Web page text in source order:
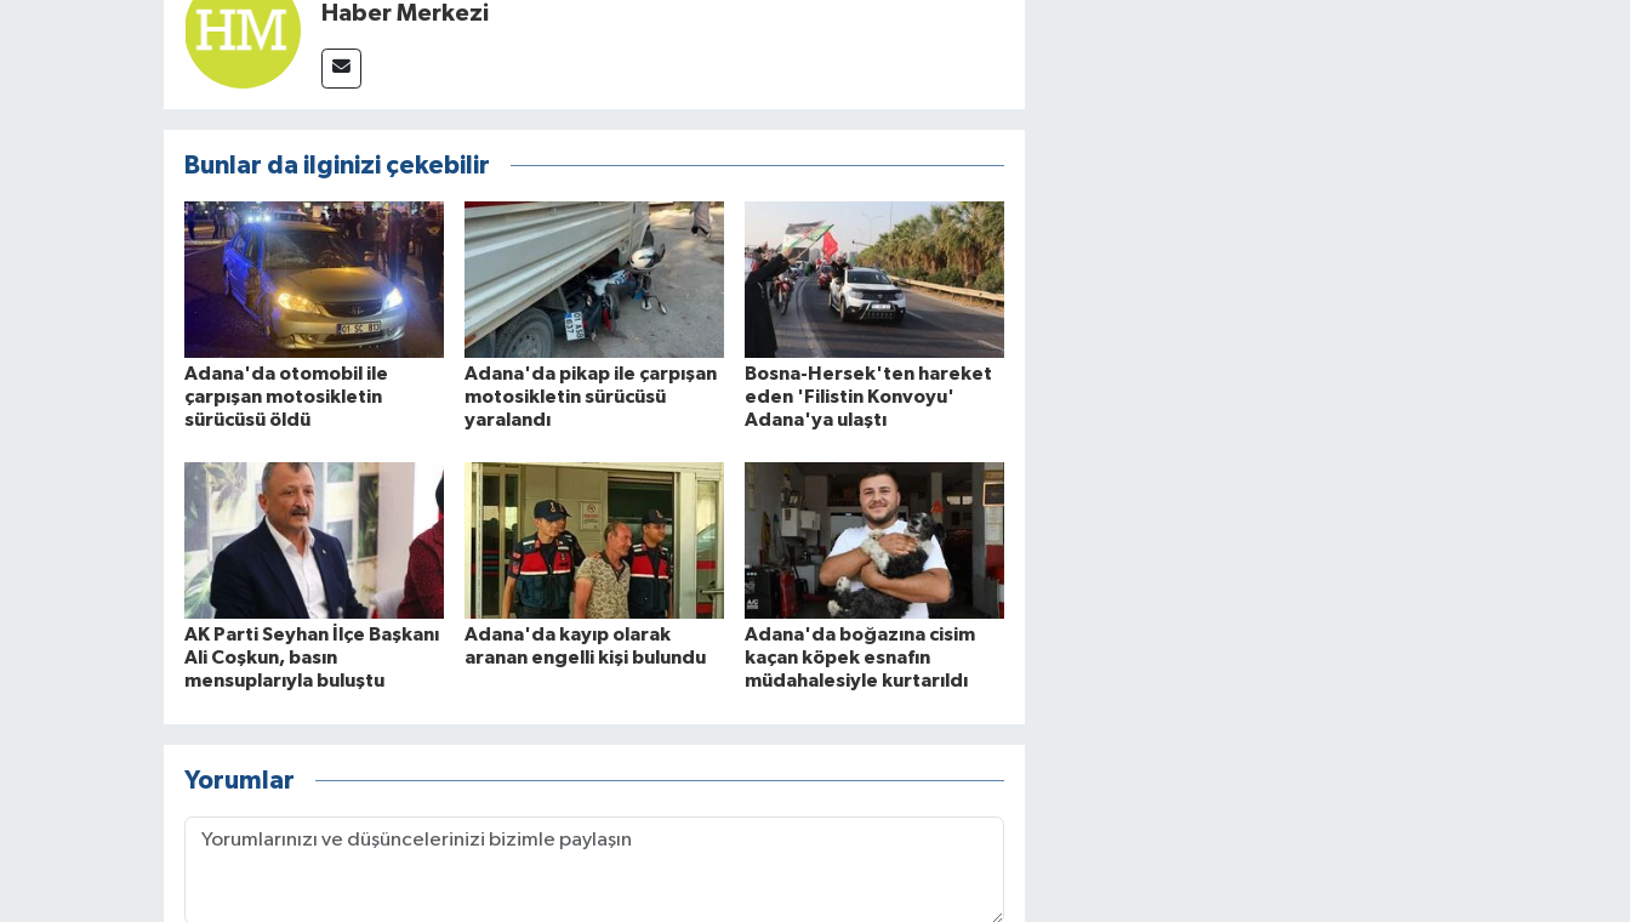
Haber Merkezi
Bunlar da ilginizi çekebilir
Adana'da otomobil ile
çarpışan motosikletin
sürücüsü öldü
Adana'da pikap ile çarpışan
motosikletin sürücüsü
yaralandı
Bosna-Hersek'ten hareket
eden 'Filistin Konvoyu'
Adana'ya ulaştı
AK Parti Seyhan İlçe Başkanı
Ali Coşkun, basın
mensuplarıyla buluştu
Adana'da kayıp olarak
aranan engelli kişi bulundu
Adana'da boğazına cisim
kaçan köpek esnafın
müdahalesiyle kurtarıldı
Yorumlar